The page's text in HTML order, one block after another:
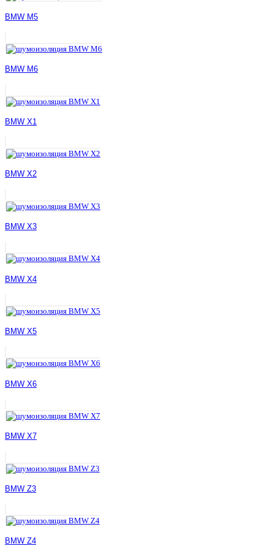
BMW M5
BMW M6
BMW X1
BMW X2
BMW X3
BMW X4
BMW X5
BMW X6
BMW X7
BMW Z3
BMW Z4